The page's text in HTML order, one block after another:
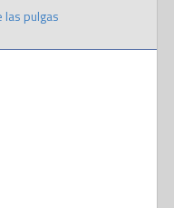
las pulgas